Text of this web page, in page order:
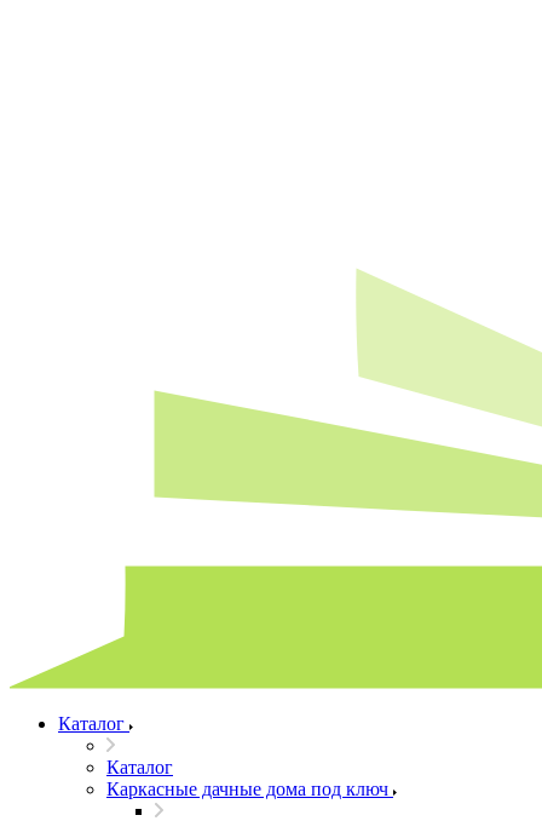
Каталог
Каталог
Каркасные дачные дома под ключ